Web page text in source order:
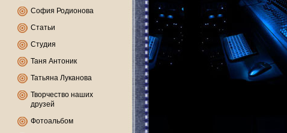
София Родионова
Статьи
Студия
Таня Антоник
Татьяна Луканова
Творчество наших
друзей
Фотоальбом